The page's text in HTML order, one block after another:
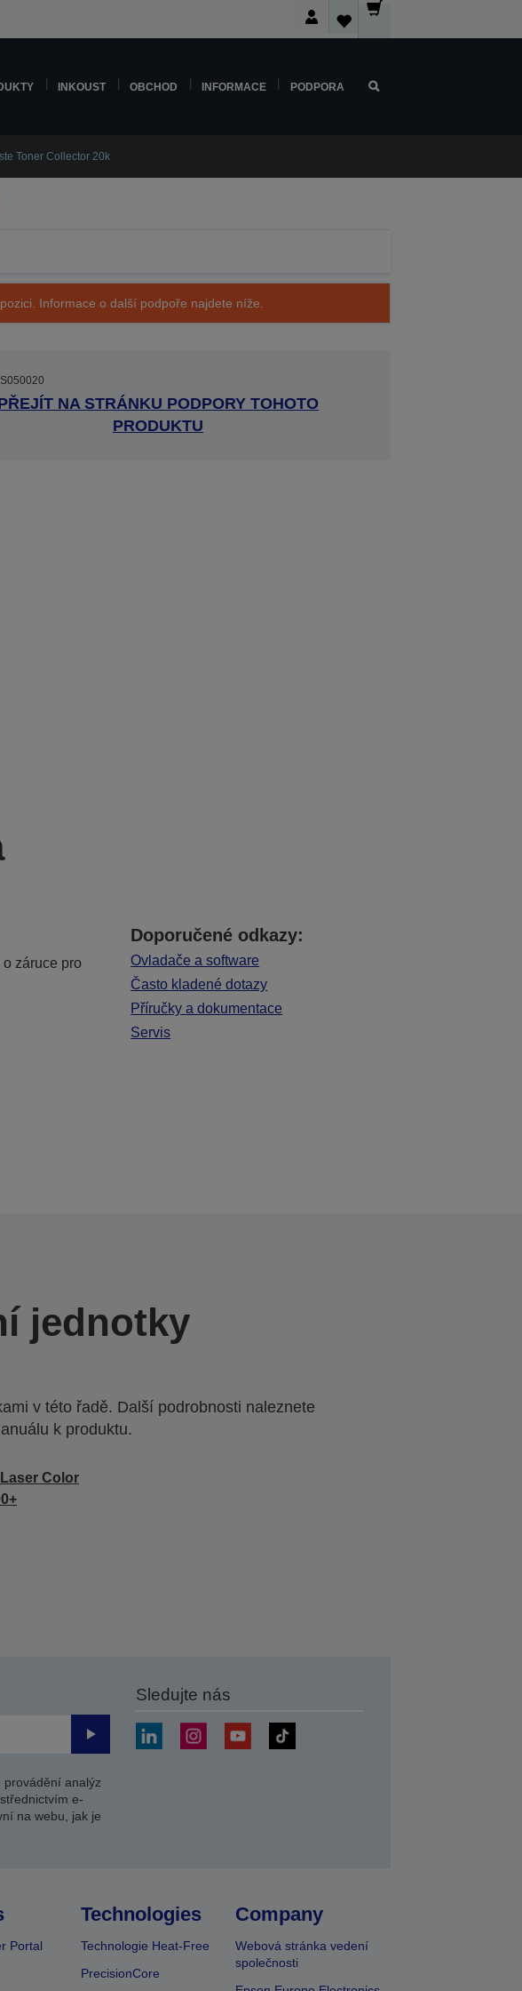
INKOUST OBCHOD INFORMACE PODPORA
Toner Collector 20k
Informace o další podpoře najdete níže.
NA STRÁNKU PODPORY TOHOTO
PRODUKTU
záruce pro
Doporučené odkazy:
Ovladače a software
Často kladené dotazy
Příručky a dokumentace
Servis
jednotky
v této řadě. Další podrobnosti naleznete
k produktu.
Color
Odeslat
analýz
e-
na webu, jak je
Sledujte nás
Portal
Technologies
Technologie Heat-Free
PrecisionCore
Company
Webová stránka vedení
společnosti